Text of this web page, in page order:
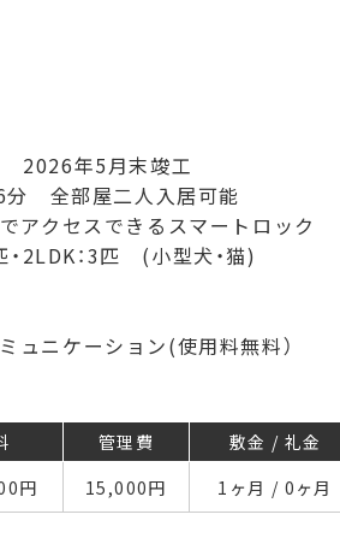
2026年5月末竣工
全部屋二人入居可能
アクセスできるスマートロック
2LDK：3匹 (小型犬・猫)
ニケーション(使用料無料）
管理費 敷金 / 礼金
円 15,000円 1ヶ月 / 0ヶ月